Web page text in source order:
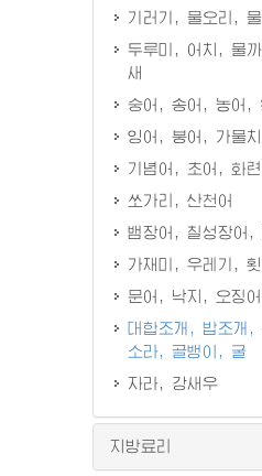
기러기, 물오리,
두루미, 어치, 물
새
숭어, 송어, 농어,
잉어, 붕어, 가물치
기념어, 초어, 화
쏘가리, 산천어
뱀장어, 칠성장어,
가재미, 우레기, 횟
문어, 낙지, 오징
대합조개, 밥조개
소라, 골뱅이, 굴
자라, 강새우
지방료리